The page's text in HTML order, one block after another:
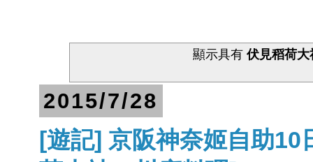
顯示具有 伏見稻荷大
2015/7/28
[遊記] 京阪神奈姬自助